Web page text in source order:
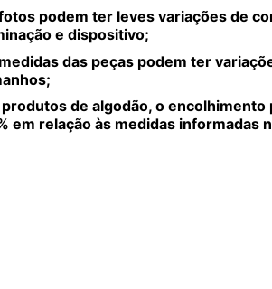
podem ter leves variações de
e dispositivo;
das peças podem ter
produtos de algodão, o
em relação às medidas informadas